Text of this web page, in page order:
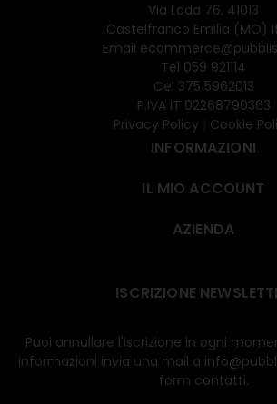
Via Loda 76, 41013
Castelfranco Emilia (MO)
Email
Tel 059 921114
Cel 375 5962013
P.IVA IT 02268790363
Privacy Policy
Cookie
INFORMAZIONI
IL MIO ACCOUNT
AZIENDA
ISCRIZIONE
Puoi annullare l'iscrizione in ogni
informazioni invia una mail a
form contatti.